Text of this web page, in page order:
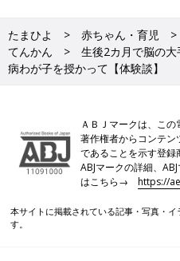
たまひよ 赤ちゃん・育児
てんかん
生後2カ月で脳の
病わが子を授かって【体験談】
ＡＢＪマークは、この
著作権者からコンテ
であることを示す登録
ABJマークの詳細、
はこちら→https://
本サイトに掲載されている記事・写真・
す。